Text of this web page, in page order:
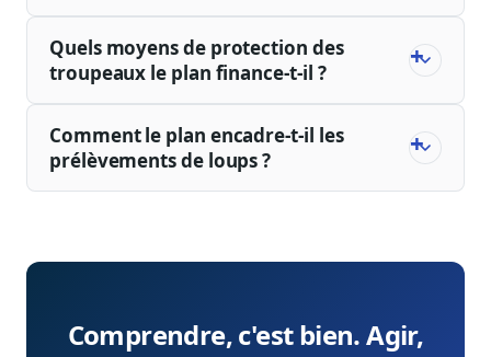
Quels moyens de protection des
troupeaux le plan finance-t-il ?
Comment le plan encadre-t-il les
prélèvements de loups ?
Comprendre, c'est bien. Agir,